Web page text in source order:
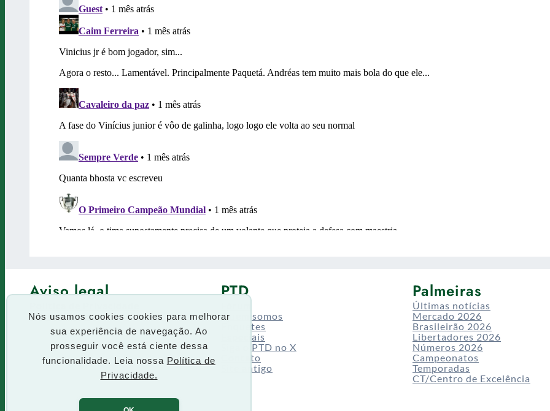
Nós usamos cookies cookies para melhorar
sua experiência de navegação. Ao
prosseguir você está ciente dessa
funcionalidade. Leia nossa Política de
Privacidade.
Aviso legal
Termos de uso
PTD
Quem somos
Enquetes
Especiais
Siga o PTD no X
Contato
Site antigo
Palmeiras
Últimas notícias
Mercado 2026
Brasileirão 2026
Libertadores 2026
Números 2026
Campeonatos
Temporadas
CT/Centro de Excelência